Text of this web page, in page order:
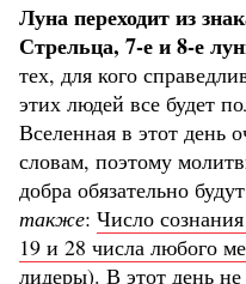
Луна переходит из
Стрельца, 7-е и 8-е
тех, для кого
этих людей все будет
Вселенная в этот день
словам, поэтому
добра обязательно
также: Число
19 и 28 числа любого
лидеры). В этот день не